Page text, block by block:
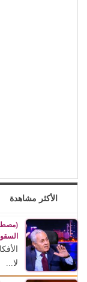
الأكثر مشاهدة
لا...